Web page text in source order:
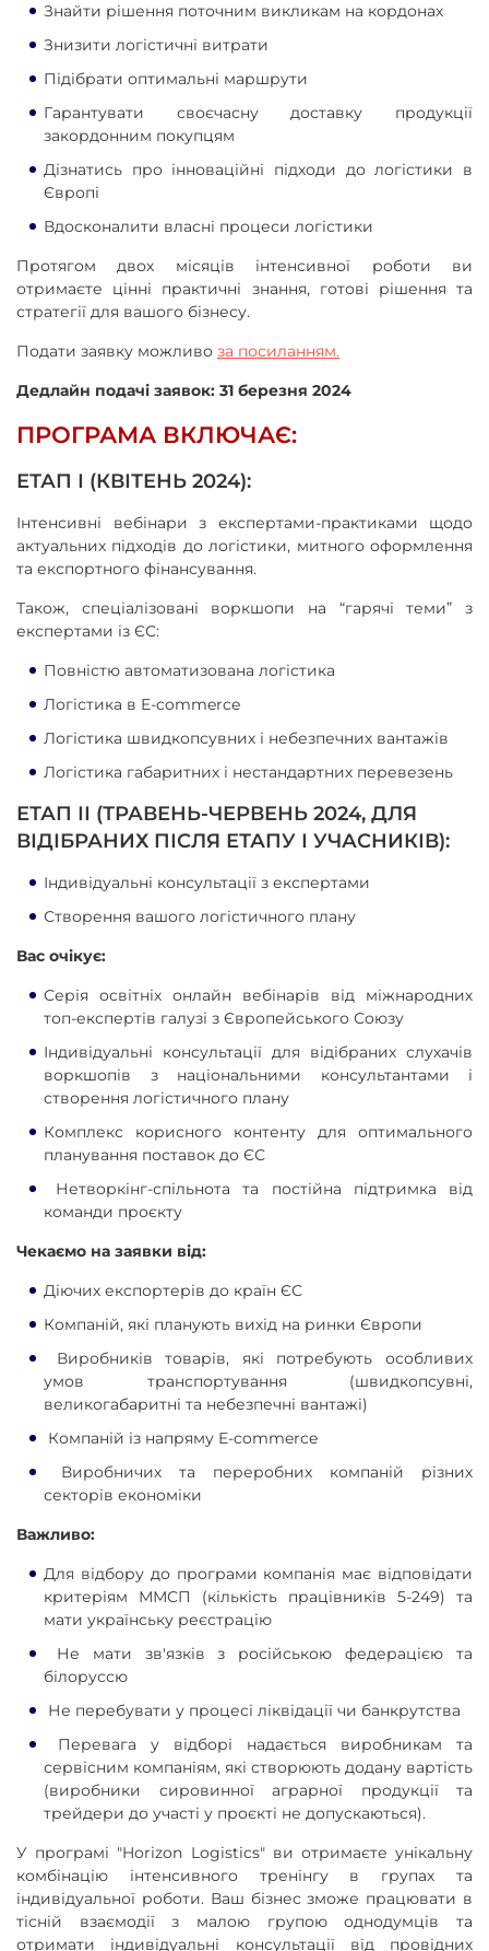
Знайти рішення поточним викликам на кордонах
Знизити логістичні витрати
Підібрати оптимальні маршрути
Гарантувати своєчасну доставку продукції
закордонним покупцям
Дізнатись про інноваційні підходи до логістики в
Європі
Вдосконалити власні процеси логістики
Протягом двох місяців інтенсивної роботи ви
отримаєте цінні практичні знання, готові рішення та
стратегії для вашого бізнесу.
Подати заявку можливо за посиланням.
Дедлайн подачі заявок: 31 березня 2024
ПРОГРАМА ВКЛЮЧАЄ:
ЕТАП І (КВІТЕНЬ 2024):
Інтенсивні вебінари з експертами-практиками щодо
актуальних підходів до логістики, митного оформлення
та експортного фінансування.
Також, спеціалізовані воркшопи на “гарячі теми” з
експертами із ЄС:
Повністю автоматизована логістика
Логістика в E-commerce
Логістика швидкопсувних і небезпечних вантажів
Логістика габаритних і нестандартних перевезень
ЕТАП ІІ (ТРАВЕНЬ-ЧЕРВЕНЬ 2024, ДЛЯ
ВІДІБРАНИХ ПІСЛЯ ЕТАПУ І УЧАСНИКІВ):
Індивідуальні консультації з експертами
Створення вашого логістичного плану
Вас очікує:
Серія освітніх онлайн вебінарів від міжнародних
топ-експертів галузі з Європейського Союзу
Індивідуальні консультації для відібраних слухачів
воркшопів з національними консультантами і
створення логістичного плану
Комплекс корисного контенту для оптимального
планування поставок до ЄС
Нетворкінг-спільнота та постійна підтримка від
команди проєкту
Чекаємо на заявки від:
Діючих експортерів до країн ЄС
Компаній, які планують вихід на ринки Європи
Виробників товарів, які потребують особливих
умов транспортування (швидкопсувні,
великогабаритні та небезпечні вантажі)
Компаній із напряму E-commerce
Виробничих та переробних компаній різних
секторів економіки
Важливо:
Для відбору до програми компанія має відповідати
критеріям ММСП (кількість працівників 5-249) та
мати українську реєстрацію
Не мати зв'язків з російською федерацією та
білоруссю
Не перебувати у процесі ліквідації чи банкрутства
Перевага у відборі надається виробникам та
сервісним компаніям, які створюють додану вартість
(виробники сировинної аграрної продукції та
трейдери до участі у проєкті не допускаються).
У програмі "Horizon Logistics" ви отримаєте унікальну
комбінацію інтенсивного тренінгу в групах та
індивідуальної роботи. Ваш бізнес зможе працювати в
тісній взаємодії з малою групою однодумців та
отримати індивідуальні консультації від провідних